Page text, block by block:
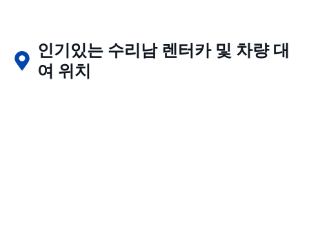
인기있는 수리남 렌터카 및 차량 대
여 위치